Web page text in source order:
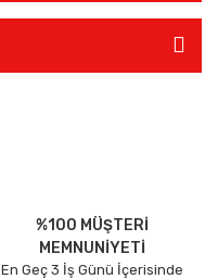
%100 MÜŞTERİ
MEMNUNİYETİ
En Geç 3 İş Günü İçerisinde